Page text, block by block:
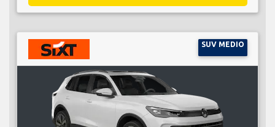
SUV MEDIO